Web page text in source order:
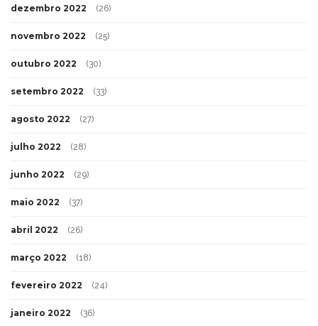
dezembro 2022 (26)
novembro 2022 (25)
outubro 2022 (30)
setembro 2022 (33)
agosto 2022 (27)
julho 2022 (28)
junho 2022 (29)
maio 2022 (37)
abril 2022 (26)
março 2022 (18)
fevereiro 2022 (24)
janeiro 2022 (36)